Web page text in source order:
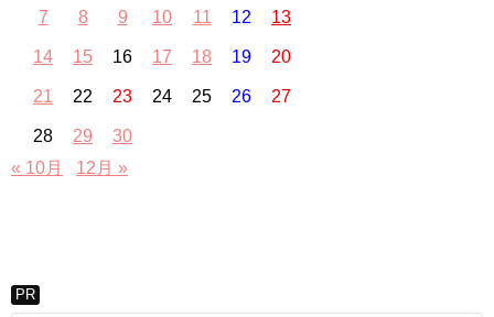
7 8 9 10 11 12 13
14 15 16 17 18 19 20
21 22 23 24 25 26 27
28 29
30
« 10月
12月 »
PR